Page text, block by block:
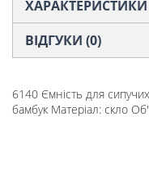
ХАРАКТЕРИСТИКИ
ВІДГУКИ (0)
6140 Ємність для
бамбук Матеріал: скло